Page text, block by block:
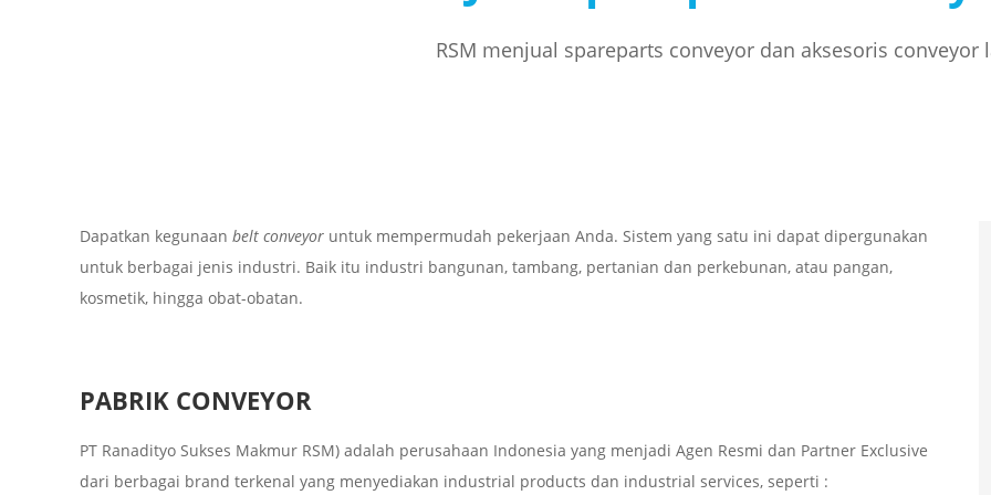
RSM menjual spareparts conveyor dan aksesoris conveyor
Dapatkan kegunaan belt conveyoruntuk mempermudah pekerjaan Anda. Sistem yang satu ini dapat dipergunakan
untuk berbagai jenis industri. Baik itu industri bangunan, tambang, pertanian dan perkebunan, atau pangan,
kosmetik, hingga obat-obatan.
PABRIK CONVEYOR
PT Ranadityo Sukses Makmur RSM) adalah perusahaan Indonesia yang menjadi Agen Resmi dan Partner Exclusive
dari berbagai brand terkenal yang menyediakan industrial products dan industrial services, seperti :